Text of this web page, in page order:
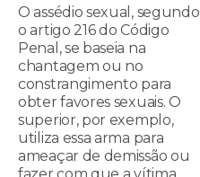
O assédio sexual, segundo
o artigo 216 do Código
Penal, se baseia na
chantagem ou no
constrangimento para
obter favores sexuais. O
superior, por exemplo,
utiliza essa arma para
ameaçar de demissão ou